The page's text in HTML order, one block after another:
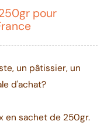
pour
un pâtissier, un
d'achat?
en sachet de 250gr.